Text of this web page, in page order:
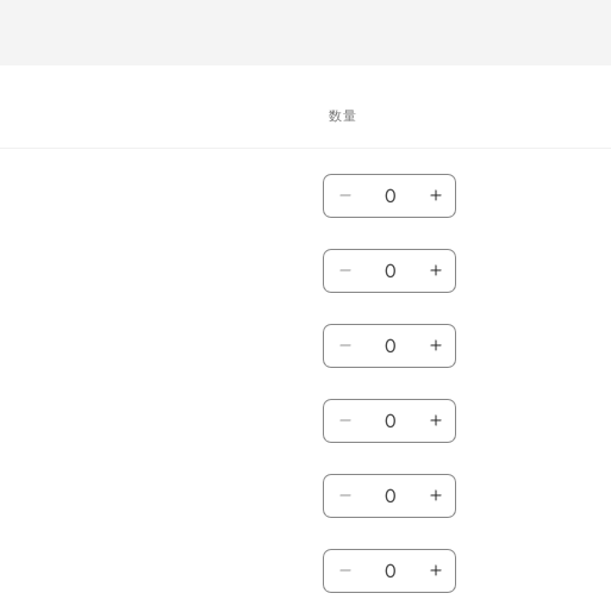
数量
数
量
ホ
ワ
ト
の
数
量
ら
す
L
ホ
ワ
ト
の
数
量
増
や
す
数
量
グ
レ
の
数
量
を
す
L
グ
レ
の
数
量
を
や
す
数
量
ブ
ラ
ク
の
数
量
L
ブ
ラ
ク
の
数
量
数
量
レ
ッ
の
数
L
レ
ッ
の
数
数
量
ピ
ン
L
ピ
ン
数
量
L